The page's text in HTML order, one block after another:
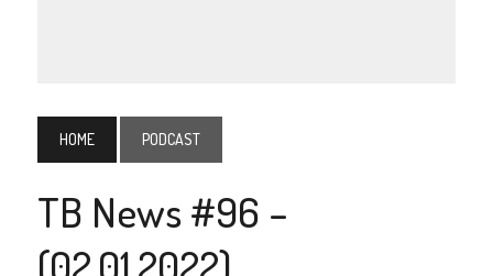
HOME PODCAST
TB News #96 –
(02.01.2022)